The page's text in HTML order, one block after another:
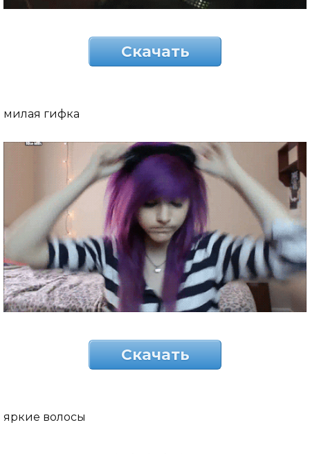
Скачать
милая гифка
Скачать
яркие волосы